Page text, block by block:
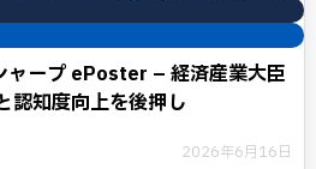
ャープ ePoster – 経済産業大臣
認知度向上を後押し
2026年6月16日